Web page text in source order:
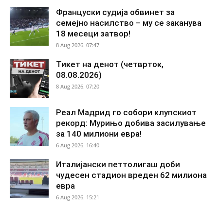
Француски судија обвинет за
семејно насилство – му се заканува
18 месеци затвор!
8 Aug 2026. 07:47
Тикет на денот (четврток,
08.08.2026)
8 Aug 2026. 07:20
Реал Мадрид го собори клупскиот
рекорд: Мурињо добива засилување
за 140 милиони евра!
6 Aug 2026. 16:40
Италијански петтолигаш доби
чудесен стадион вреден 62 милиона
евра
6 Aug 2026. 15:21